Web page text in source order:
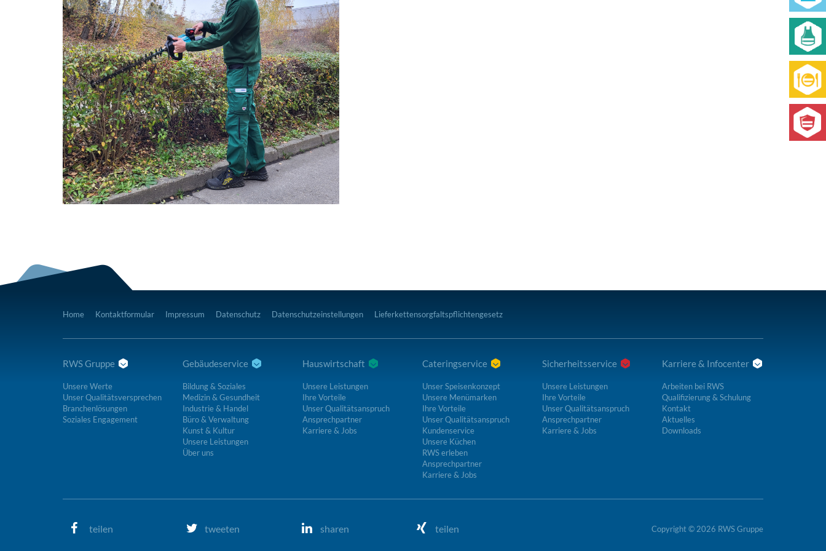
Home Kontaktformular Impressum Datenschutz Datenschutzeinstellungen Lieferkettensorgfaltspflichtengesetz
RWS Gruppe
Unsere Werte
Unser Qualitätsversprechen
Branchenlösungen
Soziales Engagement
Gebäudeservice
Bildung & Soziales
Medizin & Gesundheit
Industrie & Handel
Büro & Verwaltung
Kunst & Kultur
Unsere Leistungen
Über uns
Hauswirtschaft
Unsere Leistungen
Ihre Vorteile
Unser Qualitätsanspruch
Ansprechpartner
Karriere & Jobs
Cateringservice
Unser Speisenkonzept
Unsere Menümarken
Ihre Vorteile
Unser Qualitätsanspruch
Kundenservice
Unsere Küchen
RWS erleben
Ansprechpartner
Karriere & Jobs
Sicherheitsservice
Unsere Leistungen
Ihre Vorteile
Unser Qualitätsanspruch
Ansprechpartner
Karriere & Jobs
Karriere & Infocenter
Arbeiten bei RWS
Qualifizierung & Schulung
Kontakt
Aktuelles
Downloads
teilen tweeten sharen teilen Copyright © 2026 RWS Gruppe